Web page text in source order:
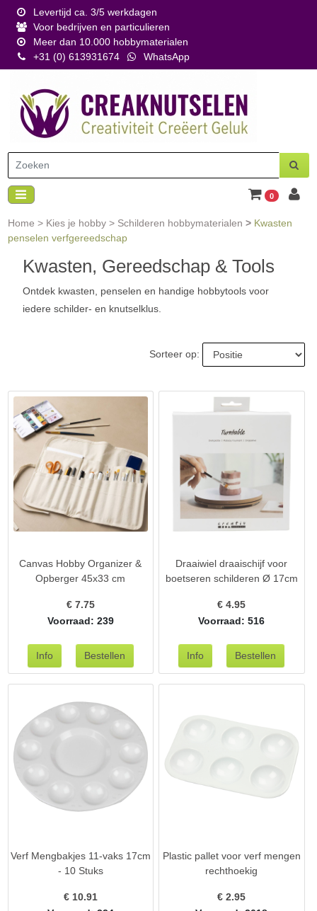
Levertijd ca. 3/5 werkdagen
Voor bedrijven en particulieren
Meer dan 10.000 hobbymaterialen
+31 (0) 613931674
WhatsApp
0
Home > Kies je hobby > Schilderen hobbymaterialen > Kwasten
penselen verfgereedschap
Kwasten, Gereedschap & Tools
Ontdek kwasten, penselen en handige hobbytools voor
iedere schilder- en knutselklus.
Sorteer op:
Canvas Hobby Organizer &
Opberger 45x33 cm
€ 7.75
Voorraad: 239
Draaiwiel draaischijf voor
boetseren schilderen Ø 17cm
€4.95
Voorraad: 516
Verf Mengbakjes 11-vaks 17cm
- 10 Stuks
€ 10.91
Plastic pallet voor verf mengen
rechthoekig
€2.95